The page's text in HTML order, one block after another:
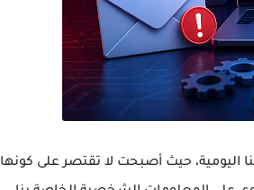
اليومية، حيث أصبحت لا تقتصر على كونها